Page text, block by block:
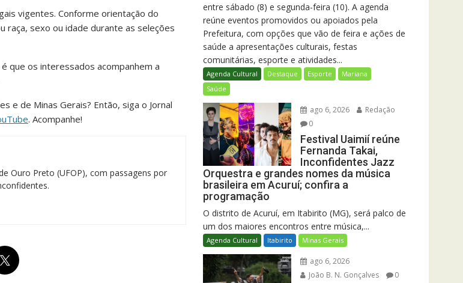
vigentes. Conforme orientação do
raça, sexo ou idade durante as seleções
que os interessados acompanhem a
e de Minas Gerais? Então, siga o Jornal
. Acompanhe!
Ouro Preto (UFOP), com passagens por
entre sábado (8) e segunda-feira (10). A agenda
reúne eventos promovidos ou apoiados pela
Prefeitura, com opções que vão de feira e ações de
saúde a apresentações culturais, festas
comunitárias, esporte e atividades...
Agenda Cultural Destaque Esporte
Mariana
Saúde
ago 6, 2026
Redação
0
Festival Uaimií reúne
Fernanda Takai,
Inconfidentes Jazz
Orquestra e grandes nomes da música
brasileira em Acuruí; confira a
programação
O distrito de Acuruí, em Itabirito (MG), será palco de
um dos maiores encontros entre música,...
Agenda Cultural Itabirito Minas Gerais
ago 6, 2026
João B. N. Gonçalves
0